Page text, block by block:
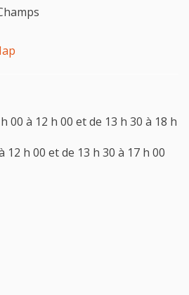
00 à 12 h 00 et de 13 h 30 à 18 h
12 h 00 et de 13 h 30 à 17 h 00